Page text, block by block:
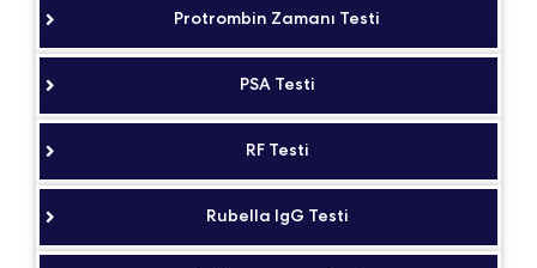
Protrombin Zamanı Testi
PSA Testi
RF Testi
Rubella IgG Testi